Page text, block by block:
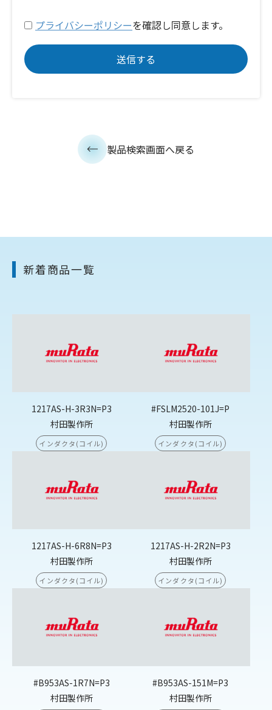
プライバシーポリシーを確認し同意します。
製品検索画面へ戻る
新着商品一覧
1217AS-H-3R3N=P3
村田製作所
インダクタ(コイル)
#FSLM2520-101J=P
村田製作所
インダクタ(コイル)
1217AS-H-6R8N=P3
村田製作所
インダクタ(コイル)
1217AS-H-2R2N=P3
村田製作所
インダクタ(コイル)
#B953AS-1R7N=P3
村田製作所
#B953AS-151M=P3
村田製作所